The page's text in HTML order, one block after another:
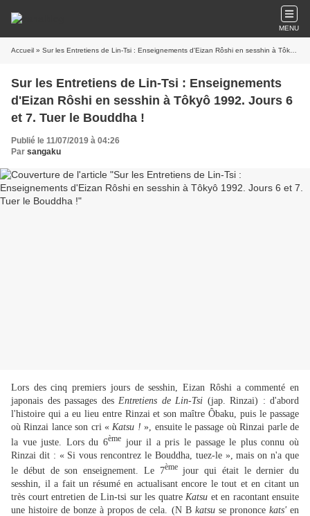
MENU
Accueil » Sur les Entretiens de Lin-Tsi : Enseignements d'Eizan Rôshi en sesshin à Tôkyô 1992. Jours 6 et 7. Tuer le Bouddha !
Sur les Entretiens de Lin-Tsi : Enseignements
d'Eizan Rôshi en sesshin à Tôkyô 1992. Jours 6
et 7. Tuer le Bouddha !
Publié le 11/07/2019 à 04:26
Par sangaku
Lors des cinq premiers jours de sesshin, Eizan Rôshi a commenté en
japonais des passages des Entretiens de Lin-Tsi (jap. Rinzai) : d'abord
l'histoire qui a eu lieu entre Rinzai et son maître Ôbaku, puis le passage
où Rinzai lance son cri «Katsu !», ensuite le passage où Rinzai parle de
la vue juste. Lors du 6ème jour il a pris le passage le plus connu où
Rinzai dit : « Si vous rencontrez le Bouddha, tuez-le », mais on n'a que
le début de son enseignement. Le 7èmejour qui était le dernier du
sesshin, il a fait un résumé en actualisant encore le tout et en citant un
très court entretien de Lin-tsi sur les quatre Katsu et en racontant ensuite
une histoire de bonze à propos de cela. (N Bkatsuse prononce kats'en